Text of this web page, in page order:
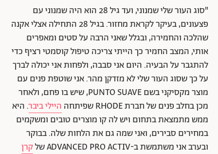
"סוג העור שלי שמנוני, ועד גיל 28 הוא היה שמנוני עם
פצעונים, בעיקר לקראת מחזור. בגיל 28 התחילה אצלי אקנה
שהלכה והחמירה, ובגלל שאני הרבה על סטים ומאפרים
אותי, המצב החמיר כך הייתי צריכה טיפול קוסמטי רציף כדי
להתגבר על הבעיה. היום אני סבבה, ולפחות אני יכולה לברך
על כך שסוג העור שלי לא מזדקן מהר. אני שוטפת פנים עם
מוצר מקסיקני בשם PUNTO SUAVE, שיש בו פחם, ולאחר
מכן בחלב פנים של חברת RHODE שפיתחה
היילי ביבר. היא
ממש מתמצאת בתחום ויש לה קו מוצרים טובים ומשקמים
במחירים סבירים, ואני שמה גם את הלחות שלה. בבוקר
ובערב אני משתמשת ב-ADVANCED PRO ACTIV של
קרן